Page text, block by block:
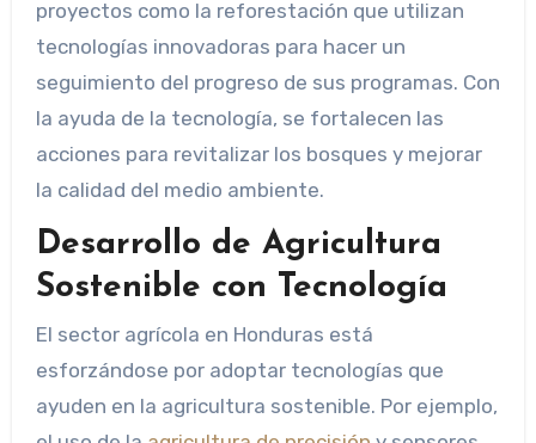
proyectos como la reforestación que utilizan
tecnologías innovadoras para hacer un
seguimiento del progreso de sus programas. Con
la ayuda de la tecnología, se fortalecen las
acciones para revitalizar los bosques y mejorar
la calidad del medio ambiente.
Desarrollo de Agricultura
Sostenible con Tecnología
El sector agrícola en Honduras está
esforzándose por adoptar tecnologías que
ayuden en la agricultura sostenible. Por ejemplo,